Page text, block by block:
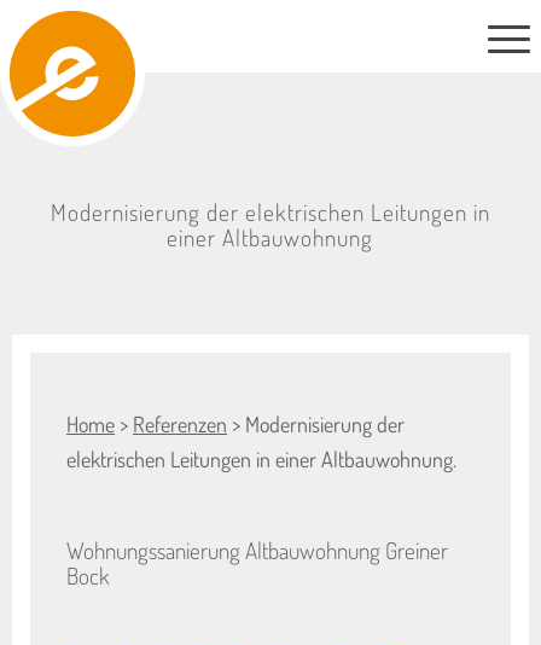
Modernisierung der elektrischen Leitungen in
einer Altbauwohnung
Home > Referenzen > Modernisierung der
elektrischen Leitungen in einer Altbauwohnung.
Wohnungssanierung Altbauwohnung Greiner
Bock